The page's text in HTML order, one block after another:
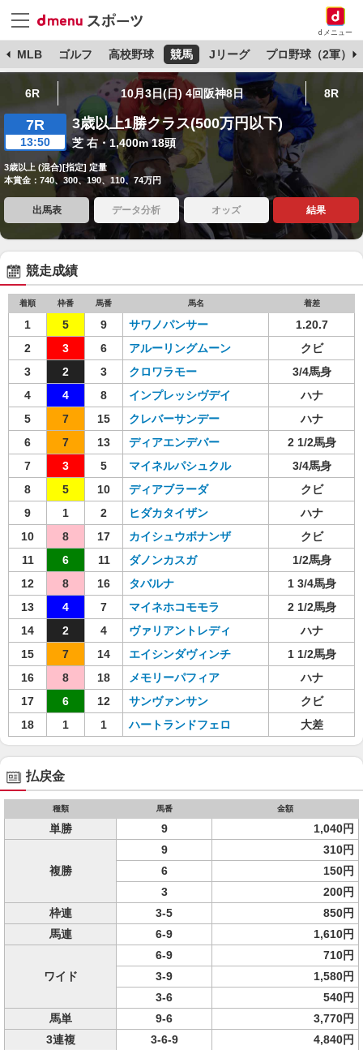
dメニュー
MLB ゴルフ 高校野球 競馬 Jリーグ プロ野球（2軍）
6R 10月3日(日) 4回阪神8日 8R
7R
13:50
3歳以上1勝クラス(500万円以下)
芝 右・1,400m 18頭
3歳以上 (混合)[指定] 定量
本賞金：740、300、190、110、74万円
出馬表 データ分析 オッズ 結果
競走成績
着順 枠番 馬番 馬名 着差
1 5 9 サワノパンサー
1.20.7
2
3 6 アルーリングムーン
クビ
3
2 3 クロワラモー
3/4馬身
4
4 8 インプレッシヴデイ
ハナ
5
7 15 クレバーサンデー
ハナ
6
7 13 ディアエンデバー
2 1/2馬身
7
3 5 マイネルパシュクル
3/4馬身
8
5 10 ディアブラーダ
クビ
9
1 2 ヒダカタイザン
ハナ
10
8 17 カイシュウボナンザ
クビ
11
6 11 ダノンカスガ
1/2馬身
12
8 16 タバルナ
1 3/4馬身
13
4 7 マイネホコモモラ
2 1/2馬身
14
2 4 ヴァリアントレディ
ハナ
15
7 14 エイシンダヴィンチ
1 1/2馬身
16
8 18 メモリーパフィア
ハナ
17
6 12 サンヴァンサン
クビ
18
1 1 ハートランドフェロ 大差
払戻金
種類 馬番 金額
単勝 9 1,040円
複勝
9
310円
6
150円
3
200円
枠連
3-5
850円
馬連
6-9 1,610円
ワイド
6-9
710円
3-9
1,580円
3-6
540円
馬単
9-6
3,770円
3連複
3-6-9
4,840円